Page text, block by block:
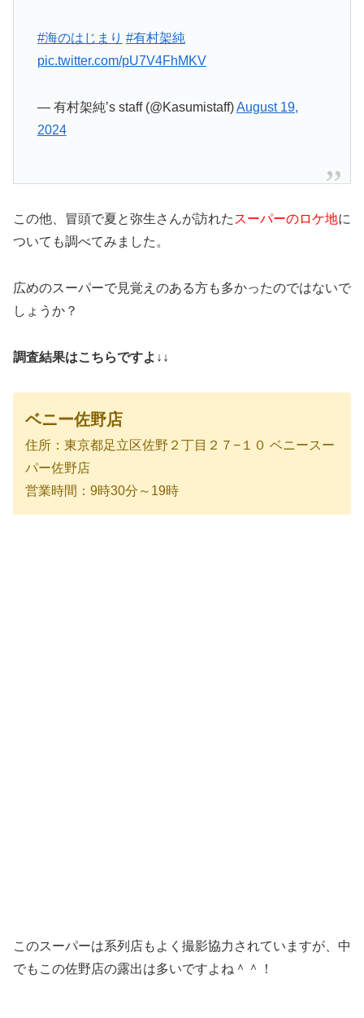
#海のはじまり #有村架純
pic.twitter.com/pU7V4FhMKV
— 有村架純’s staff (@Kasumistaff)August 19,
2024
この他、冒頭で夏と弥生さんが訪れた スーパーのロケ地に
ついても調べてみました。
広めのスーパーで見覚えのある方も多かったのではないで
しょうか？
調査結果はこちらですよ↓↓
ベニー佐野店
住所：東京都足立区佐野２丁目２７−１０ ベニースー
パー佐野店
営業時間：9時30分～19時
このスーパーは系列店もよく撮影協力されていますが、中
でもこの佐野店の露出は多いですよね＾＾！